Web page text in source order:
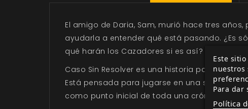
El amigo de Daria, Sam, murió hace tres
ayudarla a entender qué está pasando. ¿Es
qué harán los Cazadores si es así?
Caso Sin Resolver es una historia para
Está pensada para jugarse en una sola
como punto inicial de toda una crónica.
Este
nuestros
Para dar
Política